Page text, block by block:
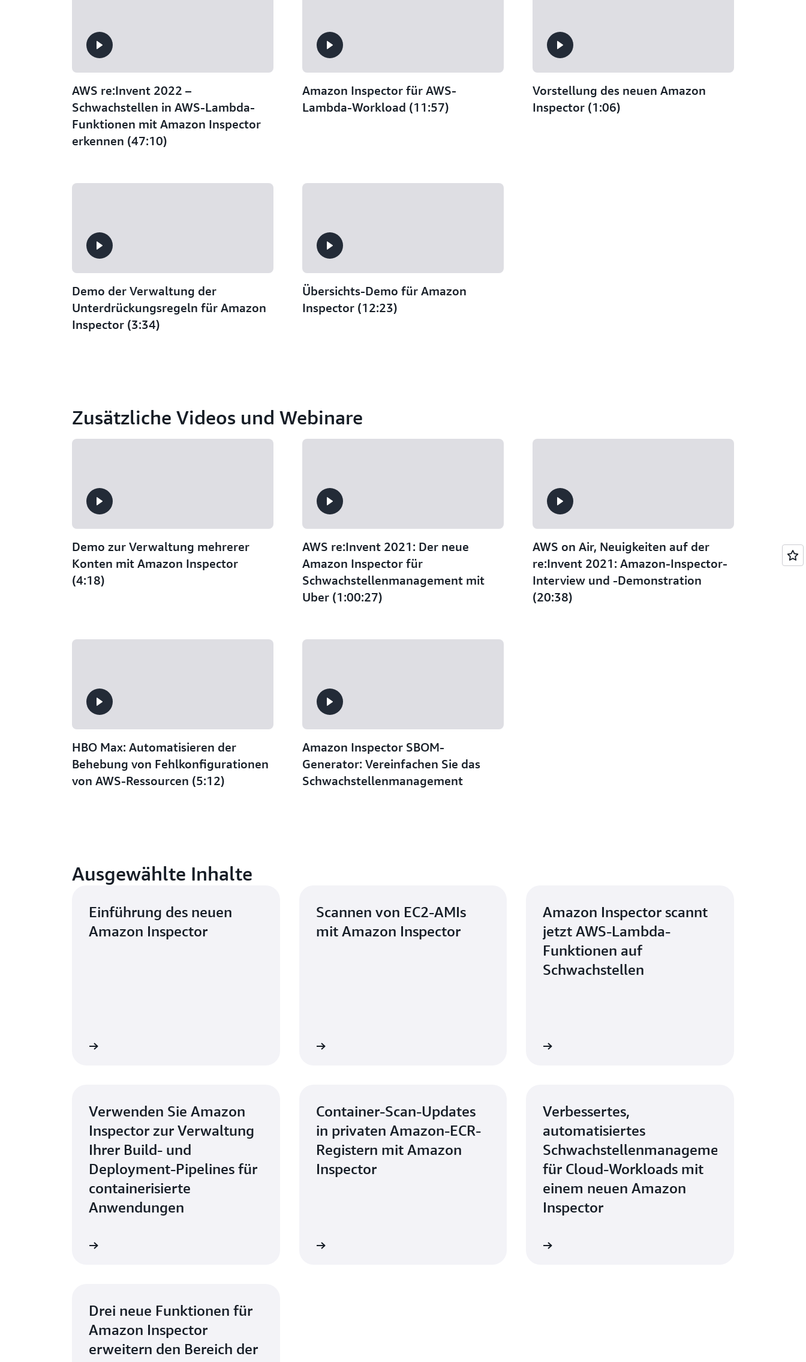
AWS re:Invent 2022 –
Schwachstellen in AWS-Lambda-
Funktionen mit Amazon Inspector
erkennen (47:10)
Amazon Inspector für AWS-
Lambda-Workload (11:57)
Vorstellung des neuen Amazon
Inspector (1:06)
Demo der Verwaltung der
Unterdrückungsregeln für Amazon
Inspector (3:34)
Übersichts-Demo für Amazon
Inspector (12:23)
Zusätzliche Videos und Webinare
Demo zur Verwaltung mehrerer
Konten mit Amazon Inspector
(4:18)
AWS re:Invent 2021: Der neue
Amazon Inspector für
Schwachstellenmanagement mit
Uber (1:00:27)
AWS on Air, Neuigkeiten auf der
re:Invent 2021: Amazon-Inspector-
Interview und -Demonstration
(20:38)
HBO Max: Automatisieren der
Behebung von Fehlkonfigurationen
von AWS-Ressourcen (5:12)
Amazon Inspector SBOM-
Generator: Vereinfachen Sie das
Schwachstellenmanagement
Ausgewählte Inhalte
Einführung des neuen
Amazon Inspector
Scannen von EC2-AMIs
mit Amazon Inspector
Amazon Inspector scannt
jetzt AWS-Lambda-
Funktionen auf
Schwachstellen
Verwenden Sie Amazon
Inspector zur Verwaltung
Ihrer Build- und
Deployment-Pipelines für
containerisierte
Anwendungen
Container-Scan-Updates
in privaten Amazon-ECR-
Registern mit Amazon
Inspector
Verbessertes,
automatisiertes
Schwachstellenmanagement
für Cloud-Workloads mit
einem neuen Amazon
Inspector
Drei neue Funktionen für
Amazon Inspector
erweitern den Bereich der